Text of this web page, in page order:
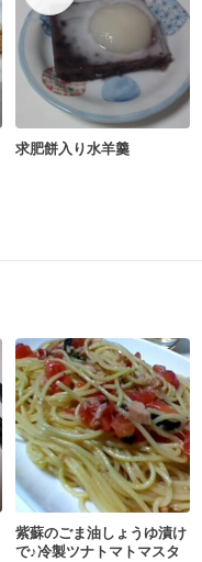
求肥餅入り水羊羹
紫蘇のごま油しょうゆ漬け
で♪冷製ツナトマトマスタ